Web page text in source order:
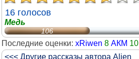
16 голосов
Медь
106
Последние оценки: xRiwen 8 АКМ 10
<<< Другие рассказы автора Alien